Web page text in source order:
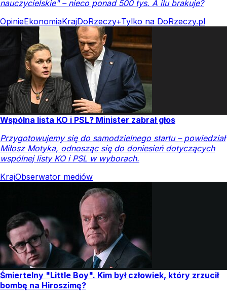
nauczycielskie" – nieco ponad 500 tys. A ilu brakuje?
OpinieEkonomiaKrajDoRzeczy+Tylko na DoRzeczy.pl
Wspólna lista KO i PSL? Minister zabrał głos
Przygotowujemy się do samodzielnego startu – powiedział
Miłosz Motyka, odnosząc się do doniesień dotyczących
wspólnej listy KO i PSL w wyborach.
KrajObserwator mediów
Śmiertelny "Little Boy". Kim był człowiek, który zrzucił
bombę na Hiroszimę?